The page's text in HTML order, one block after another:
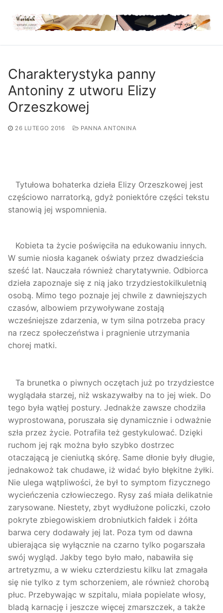
treści
Charakterystyka panny
Antoniny z utworu Elizy
Orzeszkowej
26 LUTEGO 2016 PANNA ANTONINA
Tytułowa bohaterka dzieła Elizy Orzeszkowej jest
częściowo narratorką, gdyż poniektóre części tekstu
stanowią jej wspomnienia.
Kobieta ta życie poświęciła na edukowaniu innych.
W sumie niosła kaganek oświaty przez dwadzieścia
sześć lat. Nauczała również charytatywnie. Odbiorca
dzieła zapoznaje się z nią jako trzydziestokilkuletnią
osobą. Mimo tego poznaje jej chwile z dawniejszych
czasów, albowiem przywoływane zostają
wcześniejsze zdarzenia, w tym silna potrzeba pracy
na rzecz społeczeństwa i pragnienie utrzymania
chorej matki.
Ta brunetka o piwnych oczętach już po trzydziestce
wyglądała starzej, niż wskazywałby na to jej wiek. Do
tego była wątłej postury. Jednakże zawsze chodziła
wyprostowana, poruszała się dynamicznie i odważnie
szła przez życie. Potrafiła też gestykulować. Dzięki
ruchom jej rąk można było szybko dostrzec
otaczającą je cieniutką skórę. Same dłonie były długie,
jednakowoż tak chudawe, iż widać było błękitne żyłki.
Nie ulega wątpliwości, że był to symptom fizycznego
wycieńczenia człowieczego. Rysy zaś miała delikatnie
zarysowane. Niestety, zbyt wydłużone policzki, czoło
pokryte zbiegowiskiem drobniutkich fałdek i żółta
barwa cery dodawały jej lat. Poza tym od dawna
ubierająca się wyłącznie na czarno tylko pogarszała
swój wygląd. Jakby tego było mało, nabawiła się
artretyzmu, a w wieku czterdziestu kilku lat zmagała
się nie tylko z tym schorzeniem, ale również chorobą
płuc. Przebywając w szpitalu, miała popielate włosy,
bladą karnację i jeszcze więcej zmarszczek, a także